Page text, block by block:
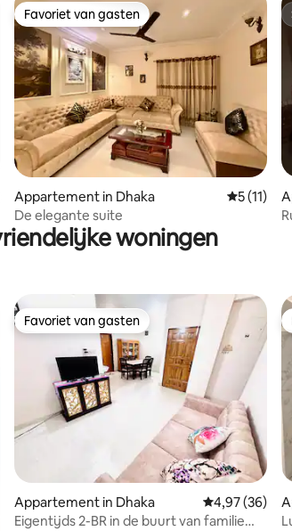
beoordeling van 4,91 uit 5, 22 recensies
Favoriet van gasten
Favoriet van gasten
Appartement in Dhaka
5 (11)
De elegante suite
woningen
Favoriet van gasten
Favoriet van gasten
Appartement in Dhaka Gemiddelde
4,97 (36)
Eigentijds 2-BR in de buurt van familie